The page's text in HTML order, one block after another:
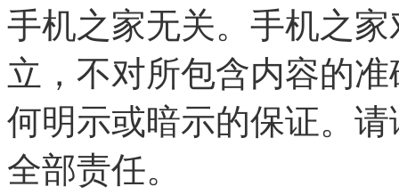
手机之家无关。手机之
立，不对所包含内容的
何明示或暗示的保证。
全部责任。